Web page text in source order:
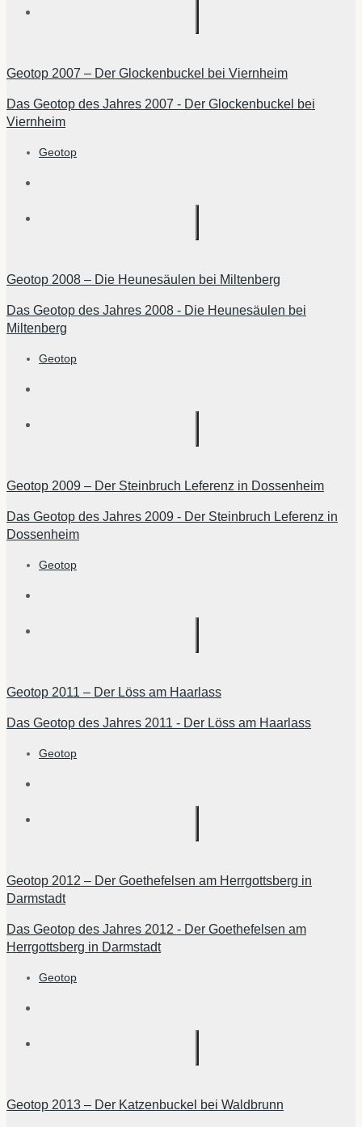
Geotop 2007 – Der Glockenbuckel bei Viernheim
Das Geotop des Jahres 2007 - Der Glockenbuckel bei
Viernheim
Geotop
Geotop 2008 – Die Heunesäulen bei Miltenberg
Das Geotop des Jahres 2008 - Die Heunesäulen bei
Miltenberg
Geotop
Geotop 2009 – Der Steinbruch Leferenz in Dossenheim
Das Geotop des Jahres 2009 - Der Steinbruch Leferenz in
Dossenheim
Geotop
Geotop 2011 – Der Löss am Haarlass
Das Geotop des Jahres 2011 - Der Löss am Haarlass
Geotop
Geotop 2012 – Der Goethefelsen am Herrgottsberg in
Darmstadt
Das Geotop des Jahres 2012 - Der Goethefelsen am
Herrgottsberg in Darmstadt
Geotop
Geotop 2013 – Der Katzenbuckel bei Waldbrunn